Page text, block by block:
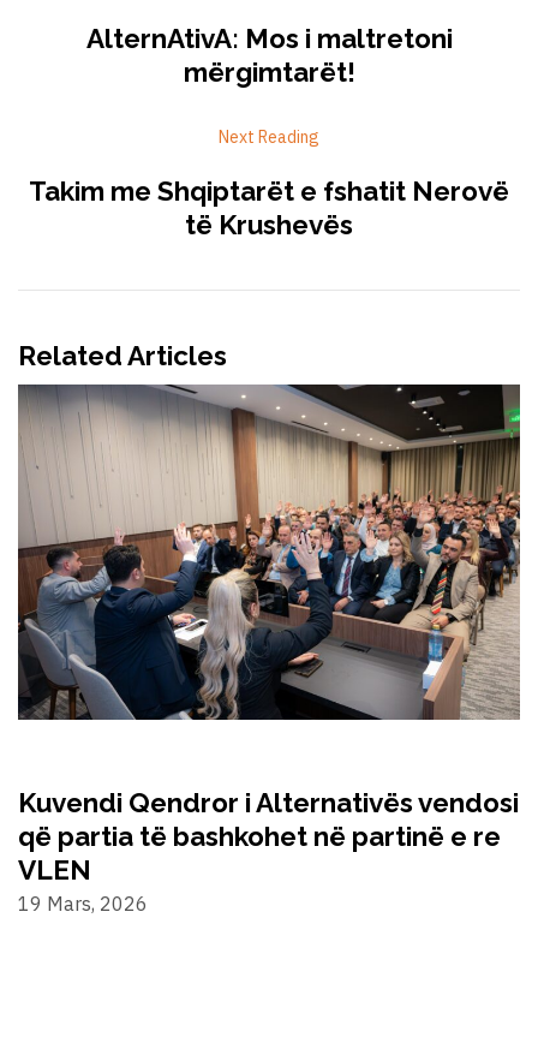
AlternAtivA: Mos i maltretoni
mërgimtarët!
Next Reading
Takim me Shqiptarët e fshatit Nerovë
të Krushevës
Related Articles
Kuvendi Qendror i Alternativës vendosi
që partia të bashkohet në partinë e re
VLEN
19 Mars, 2026